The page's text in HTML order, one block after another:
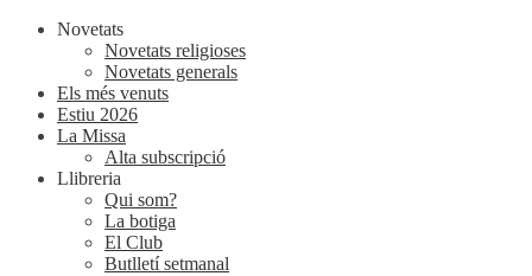
Novetats
Novetats religioses
Novetats generals
Els més venuts
Estiu 2026
La Missa
Alta subscripció
Llibreria
Qui som?
La botiga
El Club
Butlletí setmanal